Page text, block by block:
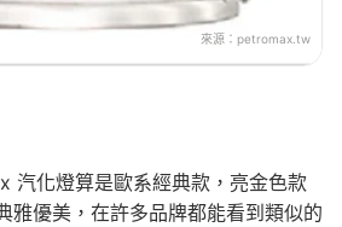
來源： petromax.tw
汽化燈算是歐系經典款，亮金色款
雅優美，在許多品牌都能看到類似的